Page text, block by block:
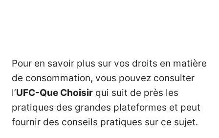
Pour en savoir plus sur vos droits en matière
de consommation, vous pouvez consulter
l’UFC-Que Choisir qui suit de près les
pratiques des grandes plateformes et peut
fournir des conseils pratiques sur ce sujet.